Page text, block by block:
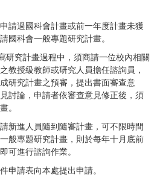
請過國科會計畫或前一年度計畫未獲
國科會一般專題研究計畫。
研究計畫過程中，須商請一位校內相關
教授級教師或研究人員擔任諮詢員，
研究計畫之預審，提出書面審查意
討論，申請者依審查意見修正後，須
。
新進人員隨到隨審計畫，可不限時間
般專題研究計畫，則於每年十月底前
可進行諮詢作業。
申請表向本處提出申請。